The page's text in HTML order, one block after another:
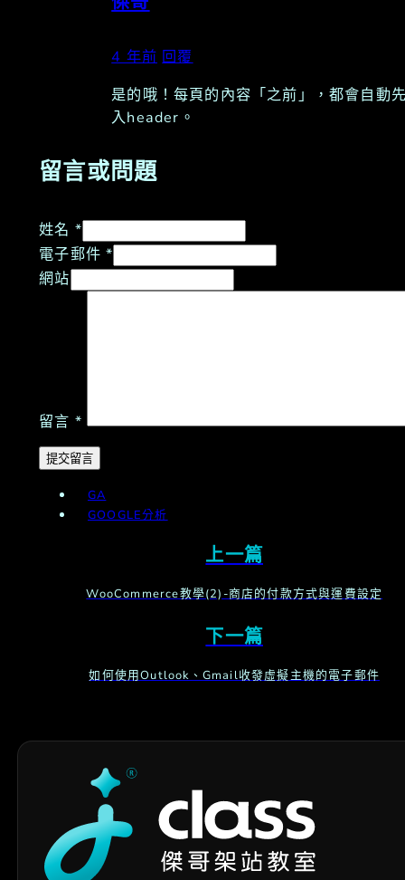
4 年前 回覆
是的哦！每頁的內容「之前」，都會自動
入header。
留言或問題
姓名 *
電子郵件 *
網站
留言 *
GA
GOOGLE分析
上一篇
WooCommerce教學(2)-商店的付款方式與運費設定
下一篇
如何使用Outlook、Gmail收發虛擬主機的電子郵件